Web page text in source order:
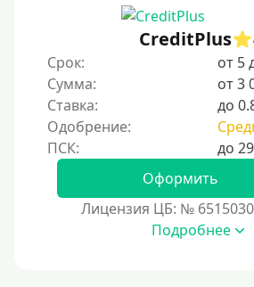
CreditPlus
Срок:
от 5
Сумма:
от 3
Ставка:
до
Одобрение:
Оформить
Лицензия ЦБ: №
Подробнее